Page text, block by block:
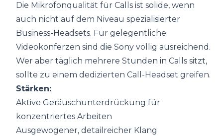
Die Mikrofonqualität für Calls ist solide, wenn
auch nicht auf dem Niveau spezialisierter
Business-Headsets. Für gelegentliche
Videokonferzen sind die Sony völlig ausreichend.
Wer aber täglich mehrere Stunden in Calls sitzt,
sollte zu einem dedizierten Call-Headset greifen.
Stärken:
Aktive Geräuschunterdrückung für
konzentriertes Arbeiten
Ausgewogener, detailreicher Klang